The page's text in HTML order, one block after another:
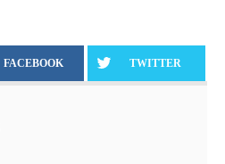
FACEBOOK TWITTER